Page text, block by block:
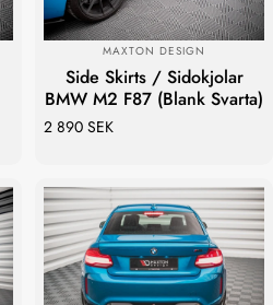
LEVERANTÖR:
MAXTON DESIGN
Side Skirts / Sidokjolar
BMW M2 F87 (Blank Svarta)
2 890 SEK